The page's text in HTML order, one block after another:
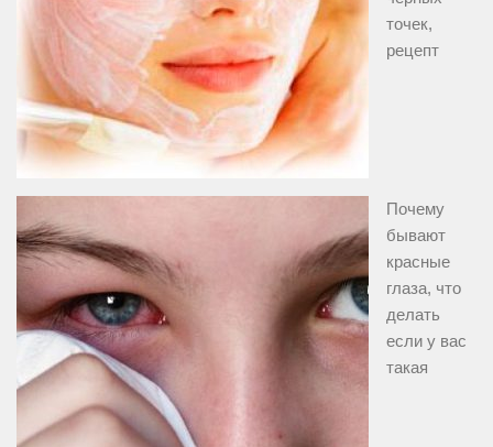
точек,
рецепт
Почему
бывают
красные
глаза, что
делать
если у вас
такая